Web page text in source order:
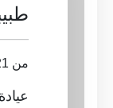
من 15/12/2021 – حتى الآن